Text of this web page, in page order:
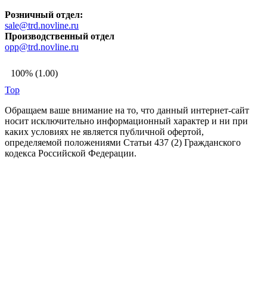
Розничный отдел:
sale@trd.novline.ru
Производственный отдел
opp@trd.novline.ru
100% (1.00)
Top
Обращаем ваше внимание на то, что данный интернет-сайт
носит исключительно информационный характер и ни при
каких условиях не является публичной офертой,
определяемой положениями Статьи 437 (2) Гражданского
кодекса Российской Федерации.